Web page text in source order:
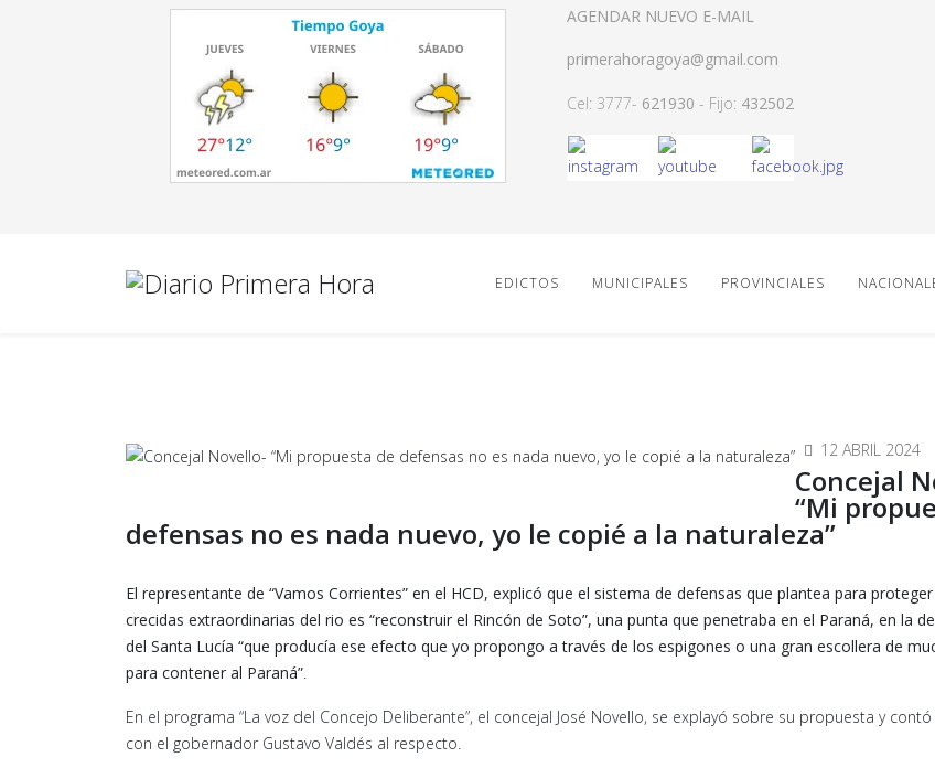
AGENDAR NUEVO E-MAIL
primerahoragoya@gmail.com
Cel: 3777- 621930 - Fijo: 432502
EDICTOS MUNICIPALES PROVINCIALES
12 ABRIL 2024
Concejal
“Mi
defensas no es nada nuevo, yo le copié a la naturaleza”
El representante de “Vamos Corrientes” en el HCD, explicó que el sistema de defensas que plantea para
crecidas extraordinarias del rio es “reconstruir el Rincón de Soto”, una punta que penetraba en el Paraná, en la
del Santa Lucía “que producía ese efecto que yo propongo a través de los espigones o una gran escollera de
para contener al Paraná”.
En el programa “La voz del Concejo Deliberante”, el concejal José Novello, se explayó sobre su propuesta y
con el gobernador Gustavo Valdés al respecto.